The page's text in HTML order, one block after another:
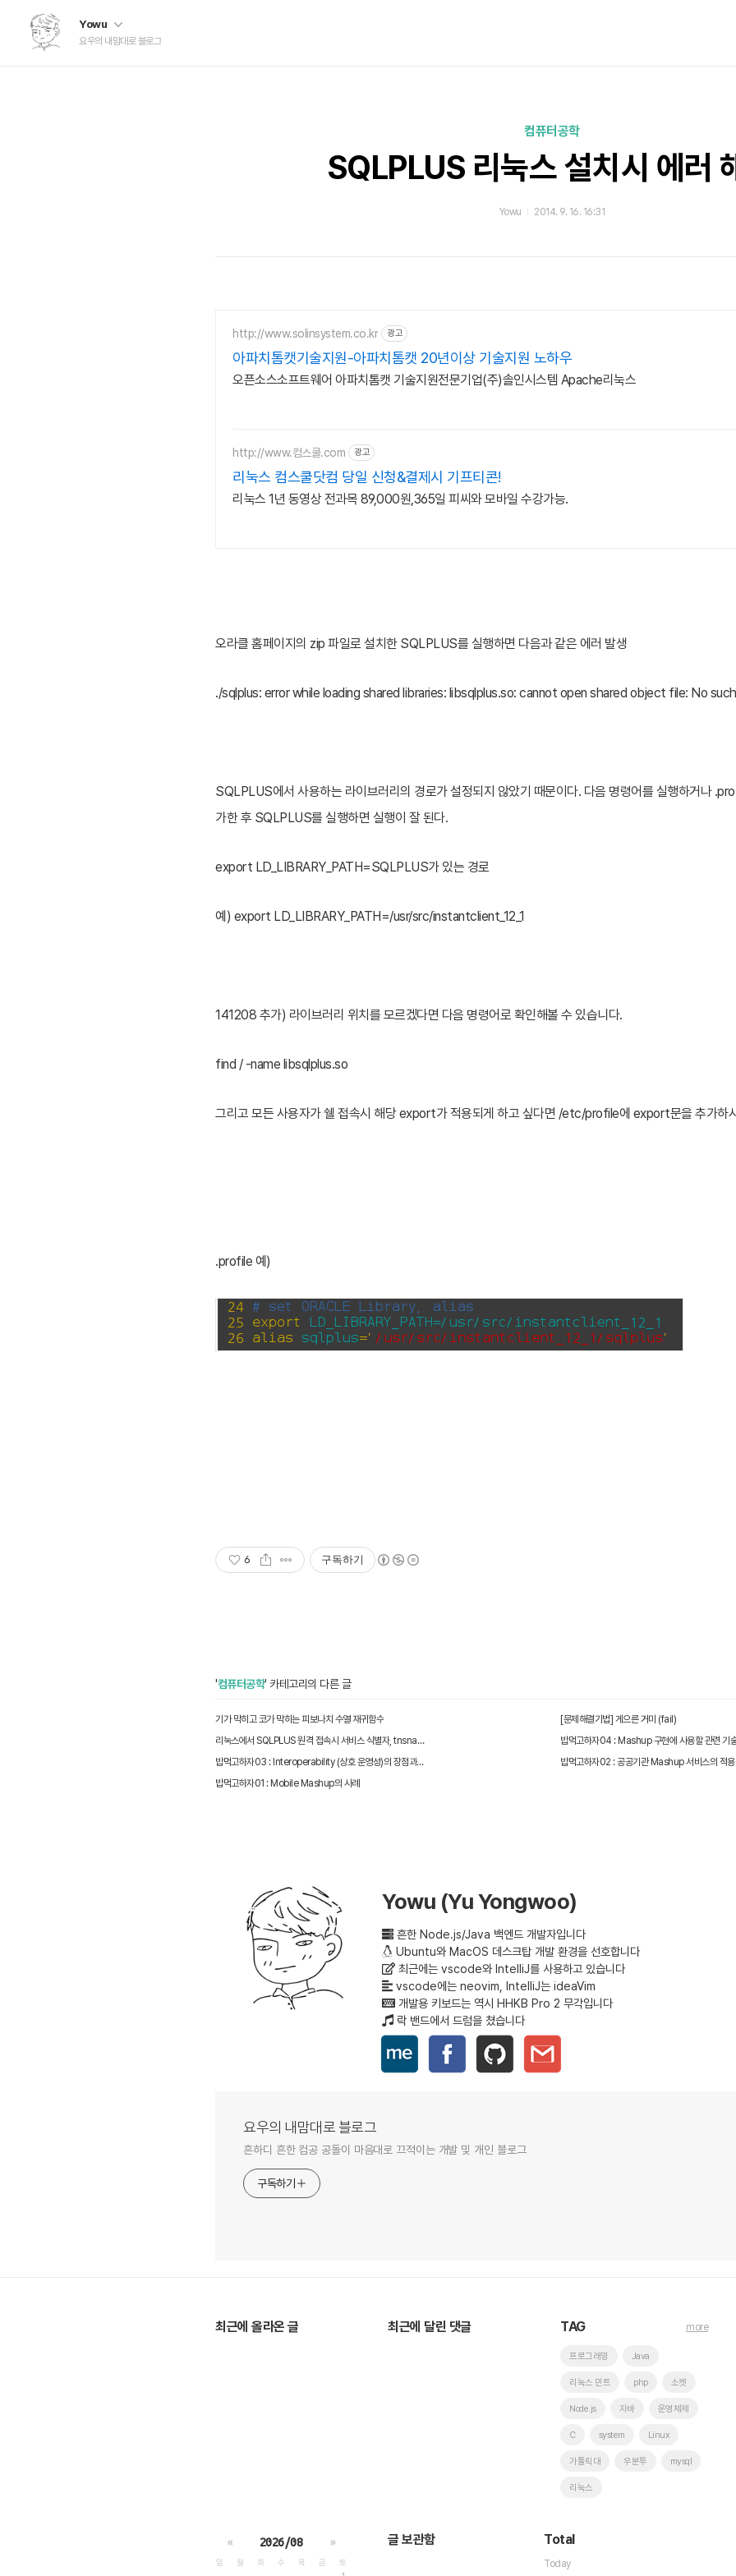
Yowu
요우의 내맘대로 블로그
컴퓨터공학
SQLPLUS 리눅스 설치시 에러
Yowu 2014. 9. 16. 16:31
http://www.solinsystem.co.kr 광고
아파치톰캣기술지원-아파치톰캣 20년이상 기술지원 노하우
오픈소스소프트웨어 아파치톰캣 기술지원전문기업(주)솔인시스템 Apache리눅스
http://www.컴스쿨.com 광고
리눅스 컴스쿨닷컴 당일 신청&결제시 기프티콘!
리눅스 1년 동영상 전과목 89,000원,365일 피씨와 모바일 수강가능.
오라클 홈페이지의 zip 파일로 설치한 SQLPLUS를 실행하면 다음과 같은 에러 발생
./sqlplus: error while loading shared libraries: libsqlplus.so: cannot open shared object file: No
SQLPLUS에서 사용하는 라이브러리의 경로가 설정되지 않았기 때문이다. 다음 명령어를 실행하거나
가한 후 SQLPLUS를 실행하면 실행이 잘 된다.
export LD_LIBRARY_PATH=SQLPLUS가 있는 경로
예) export LD_LIBRARY_PATH=/usr/src/instantclient_12_1
141208 추가) 라이브러리 위치를 모르겠다면 다음 명령어로 확인해볼 수 있습니다.
find / -name libsqlplus.so
그리고 모든 사용자가 쉘 접속시 해당 export가 적용되게 하고 싶다면 /etc/profile에 export문을 추가하
.profile 예)
6 구독하기
'컴퓨터공학' 카테고리의 다른 글
기가 막히고 코가 막히는 피보나치 수열 재귀함수
[문제해결기법] 게으른 거미 (fail)
리눅스에서 SQLPLUS 원격 접속시 서비스 식별자, tnsnames.ora 파일 생성하기
밥먹고하자04 : Mashup 구현에 사용할 관련 기
밥먹고하자03 : Interoperability (상호 운영성)의 장점과 단점
밥먹고하자01 : Mobile Mashup의 사례
Yowu (Yu Yongwoo)
흔한 Node.js/Java 백엔드 개발자입니다
Ubuntu와 MacOS 데스크탑 개발 환경을 선호합니다
최근에는 vscode와 IntelliJ를 사용하고 있습니다
vscode에는 neovim, IntelliJ는 ideaVim
개발용 키보드는 역시 HHKB Pro 2 무각입니다
락 밴드에서 드럼을 쳤습니다
요우의 내맘대로 블로그
흔하디 흔한 컴공 공돌이 마음대로 끄적이는 개발 및 개인 블로그
구독하기
최근에 올라온 글 최근에 달린 댓글 TAG
프로그래밍 Java
리눅스 민트 php 소켓
Node.js 자바 운영체제
C system Linux
가톨릭대 우분투 mysql
리눅스
more
« 2026/08 »
일 월 화 수 목 금
토
글 보관함 Total
Today